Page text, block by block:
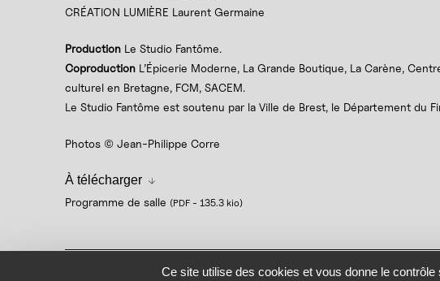
Ce site utilise des cookies et vous donne le
CRÉATION LUMIÈRE Laurent Germaine
Production Le Studio Fantôme.
Coproduction L’Épicerie Moderne, La Grande Boutique, La Carène,
culturel en Bretagne, FCM, SACEM.
Le Studio Fantôme est soutenu par la Ville de Brest, le Département du
Photos © Jean-Philippe Corre
À télécharger
Programme de salle (PDF - 135.3 kio)
Mentions légales Politique de confidentialité Plan du site Se